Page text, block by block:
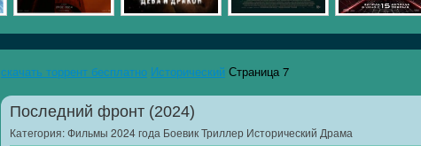
скачать торрент бесплатно Исторический Страница 7
Последний фронт (2024)
Категория:Фильмы 2024 года Боевик Триллер Исторический Драма